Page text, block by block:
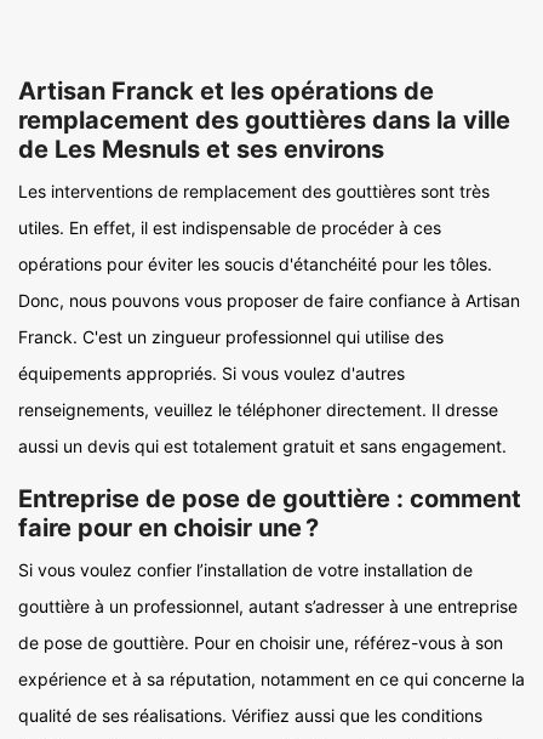
Artisan Franck et les opérations de
remplacement des gouttières dans la ville
de Les Mesnuls et ses environs
Les interventions de remplacement des gouttières sont très
utiles. En effet, il est indispensable de procéder à ces
opérations pour éviter les soucis d'étanchéité pour les tôles.
Donc, nous pouvons vous proposer de faire confiance à Artisan
Franck. C'est un zingueur professionnel qui utilise des
équipements appropriés. Si vous voulez d'autres
renseignements, veuillez le téléphoner directement. Il dresse
aussi un devis qui est totalement gratuit et sans engagement.
Entreprise de pose de gouttière : comment
faire pour en choisir une ?
Si vous voulez confier l’installation de votre installation de
gouttière à un professionnel, autant s’adresser à une entreprise
de pose de gouttière. Pour en choisir une, référez-vous à son
expérience et à sa réputation, notamment en ce qui concerne la
qualité de ses réalisations. Vérifiez aussi que les conditions